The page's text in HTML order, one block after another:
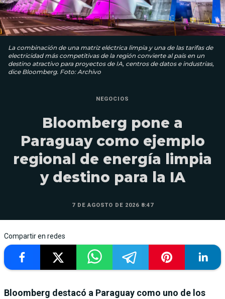
La combinación de una matriz eléctrica limpia y una de las tarifas de
electricidad más competitivas de la región convierte al país en un
destino atractivo para proyectos de IA, centros de datos e industrias,
dice Bloomberg. Foto: Archivo
NEGOCIOS
Bloomberg pone a
Paraguay como ejemplo
regional de energía limpia
y destino para la IA
7 DE AGOSTO DE 2026 8:47
Compartir en redes
Bloomberg destacó a Paraguay como uno de los